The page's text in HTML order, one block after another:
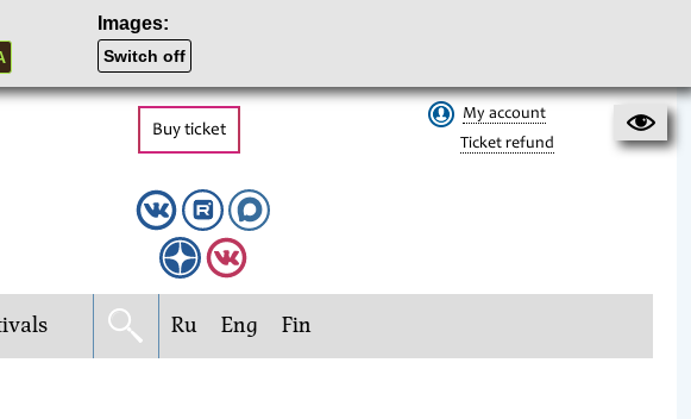
Images:
Switch off
Buy ticket
My account
Ticket refund
Ru Eng Fin